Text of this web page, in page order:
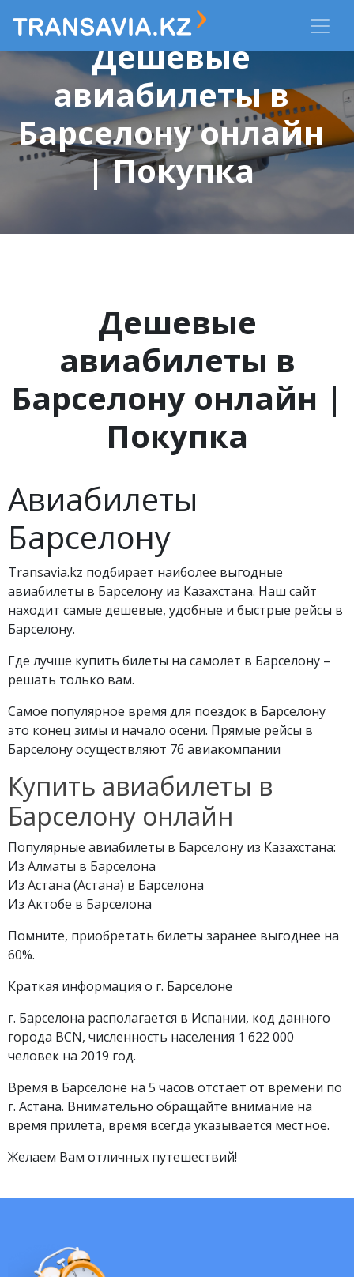
Дешевые
авиабилеты в
Барселону онлайн
| Покупка
Дешевые
авиабилеты в
Барселону онлайн |
Покупка
Авиабилеты
Барселону
Transavia.kz подбирает наиболее выгодные
авиабилеты в Барселону из Казахстана. Наш сайт
находит самые дешевые, удобные и быстрые рейсы в
Барселону.
Где лучше купить билеты на самолет в Барселону –
решать только вам.
Самое популярное время для поездок в Барселону
это конец зимы и начало осени. Прямые рейсы в
Барселону осуществляют 76 авиакомпании
Купить авиабилеты в
Барселону онлайн
Популярные авиабилеты в Барселону из Казахстана:
Из Алматы в Барселона
Из Астана (Астана) в Барселона
Из Актобе в Барселона
Помните, приобретать билеты заранее выгоднее на
60%.
Краткая информация о г. Барселоне
г. Барселона располагается в Испании, код данного
города BCN, численность населения 1 622 000
человек на 2019 год.
Время в Барселоне на 5 часов отстает от времени по
г. Астана. Внимательно обращайте внимание на
время прилета, время всегда указывается местное.
Желаем Вам отличных путешествий!